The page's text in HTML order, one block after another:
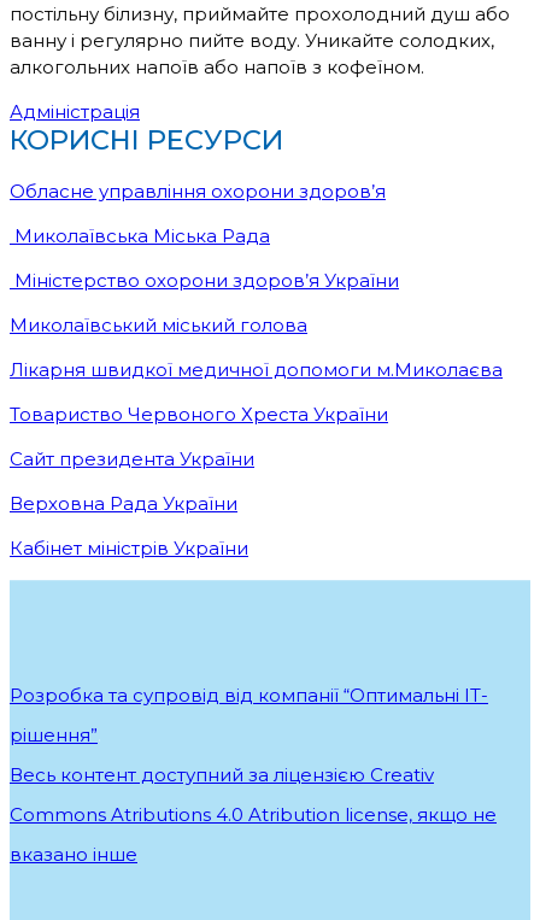
постільну білизну, приймайте прохолодний душ або
ванну і регулярно пийте воду. Уникайте солодких,
алкогольних напоїв або напоїв з кофеїном.
Адміністрація
КОРИСНІ РЕСУРСИ
Обласне управління охорони здоров’я
Миколаївська Міська Рада
Міністерство охорони здоров’я України
Миколаївський міський голова
Лікарня швидкої медичної допомоги м.Миколаєва
Товариство Червоного Хреста України
Сайт президента України
Верховна Рада України
Кабінет міністрів України
Розробка та супровід від компанії “Оптимальні ІТ-
рішення”.
Весь контент доступний за ліцензією Creativ
Commons Atributions 4.0 Atribution license, якщо не
вказано інше